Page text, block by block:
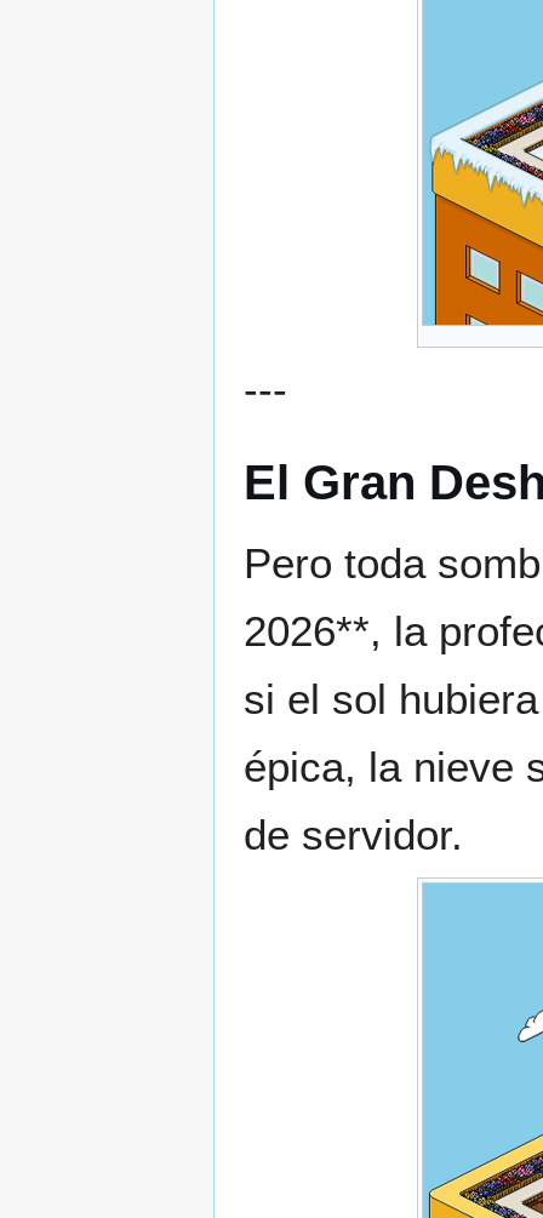
---
El Gran
Pero toda
2026**, la
si el sol
épica, la nieve
de servidor.